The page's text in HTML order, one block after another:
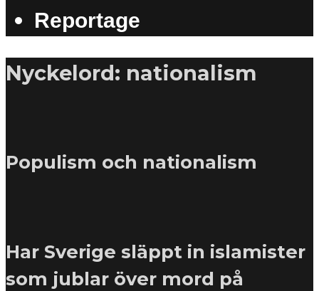
Reportage
Nyckelord: nationalism
Populism och nationalism
Har Sverige släppt in islamister
som jublar över mord på